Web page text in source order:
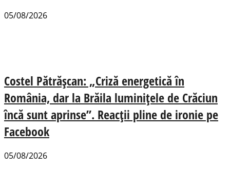
05/08/2026
Costel Pătrășcan: „Criză energetică în
România, dar la Brăila luminițele de Crăciun
încă sunt aprinse”. Reacții pline de ironie pe
Facebook
05/08/2026